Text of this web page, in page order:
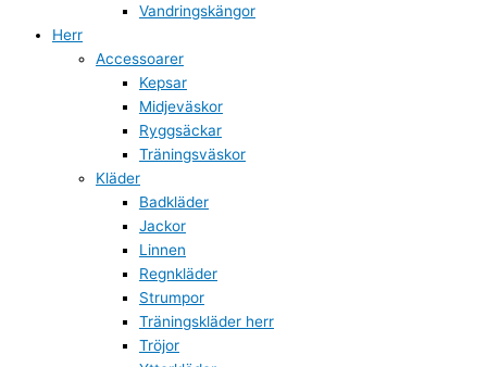
Vandringskängor
Herr
Accessoarer
Kepsar
Midjeväskor
Ryggsäckar
Träningsväskor
Kläder
Badkläder
Jackor
Linnen
Regnkläder
Strumpor
Träningskläder herr
Tröjor